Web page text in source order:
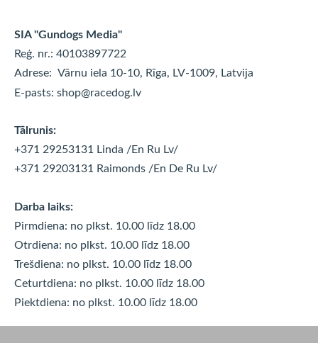
SIA "Gundogs Media"
Reģ. nr.: 40103897722
Adrese: Vārnu iela 10-10, Rīga, LV-1009, Latvija
E-pasts: shop@racedog.lv
Tālrunis:
+371 29253131 Linda /En Ru Lv/
+371 29203131 Raimonds/En De Ru Lv/
Darba laiks:
Pirmdiena: no plkst. 10.00 līdz 18.00
Otrdiena: no plkst. 10.00 līdz 18.00
Trešdiena: no plkst. 10.00 līdz 18.00
Ceturtdiena: no plkst. 10.00 līdz 18.00
Piektdiena: no plkst. 10.00 līdz 18.00